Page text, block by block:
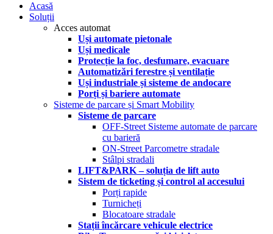
Acasă
Soluții
Acces automat
Uși automate pietonale
Uși medicale
Protecție la foc, desfumare, evacuare
Automatizări ferestre și ventilație
Uși industriale și sisteme de andocare
Porți și bariere automate
Sisteme de parcare și Smart Mobility
Sisteme de parcare
OFF-Street Sisteme automate de parcare
cu barieră
ON-Street Parcometre stradale
Stâlpi stradali
LIFT&PARK – soluția de lift auto
Sistem de ticketing și control al accesului
Porți rapide
Turnicheți
Blocatoare stradale
Stații încărcare vehicule electrice